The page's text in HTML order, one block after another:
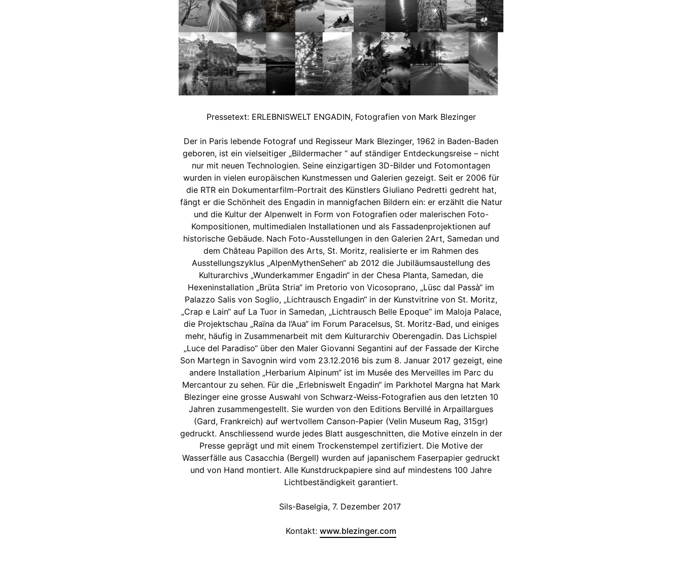
Pressetext: ERLEBNISWELT ENGADIN, Fotografien von Mark Blezinger
Der in Paris lebende Fotograf und Regisseur Mark Blezinger, 1962 in Baden-Baden
geboren, ist ein vielseitiger „Bildermacher “ auf ständiger Entdeckungsreise – nicht
nur mit neuen Technologien. Seine einzigartigen 3D-Bilder und Fotomontagen
wurden in vielen europäischen Kunstmessen und Galerien gezeigt. Seit er 2006 für
die RTR ein Dokumentarfilm-Portrait des Künstlers Giuliano Pedretti gedreht hat,
fängt er die Schönheit des Engadin in mannigfachen Bildern ein: er erzählt die Natur
und die Kultur der Alpenwelt in Form von Fotografien oder malerischen Foto-
Kompositionen, multimedialen Installationen und als Fassadenprojektionen auf
historische Gebäude. Nach Foto-Ausstellungen in den Galerien 2Art, Samedan und
dem Château Papillon des Arts, St. Moritz, realisierte er im Rahmen des
Ausstellungszyklus „AlpenMythenSehen“ ab 2012 die Jubiläumsaustellung des
Kulturarchivs „Wunderkammer Engadin“ in der Chesa Planta, Samedan, die
Hexeninstallation „Brüta Stria“ im Pretorio von Vicosoprano, „Lüsc dal Passà“ im
Palazzo Salis von Soglio, „Lichtrausch Engadin“ in der Kunstvitrine von St. Moritz,
„Crap e Lain“ auf La Tuor in Samedan, „Lichtrausch Belle Epoque“ im Maloja Palace,
die Projektschau „Raïna da l’Aua“ im Forum Paracelsus, St. Moritz-Bad, und einiges
mehr, häufig in Zusammenarbeit mit dem Kulturarchiv Oberengadin. Das Lichspiel
„Luce del Paradiso“ über den Maler Giovanni Segantini auf der Fassade der Kirche
Son Martegn in Savognin wird vom 23.12.2016 bis zum 8. Januar 2017 gezeigt, eine
andere Installation „Herbarium Alpinum“ ist im Musée des Merveilles im Parc du
Mercantour zu sehen. Für die „Erlebniswelt Engadin“ im Parkhotel Margna hat Mark
Blezinger eine grosse Auswahl von Schwarz-Weiss-Fotografien aus den letzten 10
Jahren zusammengestellt. Sie wurden von den Editions Bervillé in Arpaillargues
(Gard, Frankreich) auf wertvollem Canson-Papier (Velin Museum Rag, 315gr)
gedruckt. Anschliessend wurde jedes Blatt ausgeschnitten, die Motive einzeln in der
Presse geprägt und mit einem Trockenstempel zertifiziert. Die Motive der
Wasserfälle aus Casacchia (Bergell) wurden auf japanischem Faserpapier gedruckt
und von Hand montiert. Alle Kunstdruckpapiere sind auf mindestens 100 Jahre
Lichtbeständigkeit garantiert.
Sils-Baselgia, 7. Dezember 2017
Kontakt: www.blezinger.com